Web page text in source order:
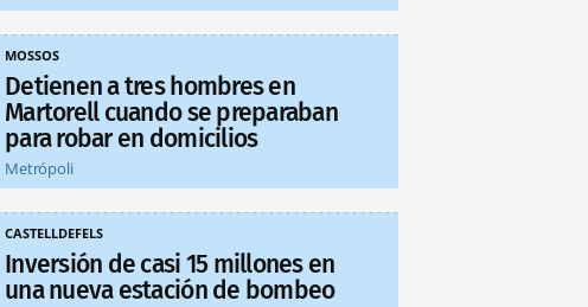
MOSSOS
Detienen a tres hombres en
Martorell cuando se preparaban
para robar en domicilios
Metrópoli
CASTELLDEFELS
Inversión de casi 15 millones en
una nueva estación de bombeo